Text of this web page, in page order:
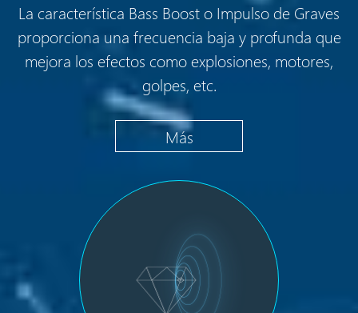
La característica Bass Boost o Impulso de Graves
proporciona una frecuencia baja y profunda que
mejora los efectos como explosiones, motores,
golpes, etc.
Más